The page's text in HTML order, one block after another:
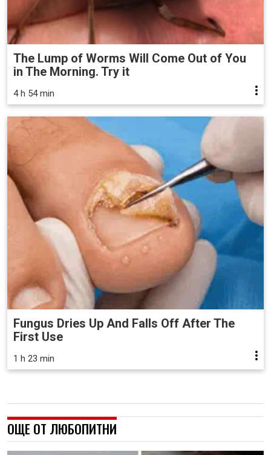
The Lump of Worms Will Come Out of You
in The Morning. Try it
4 h 54 min
Fungus Dries Up And Falls Off After The
First Use
1 h 23 min
ОЩЕ ОТ ЛЮБОПИТНИ